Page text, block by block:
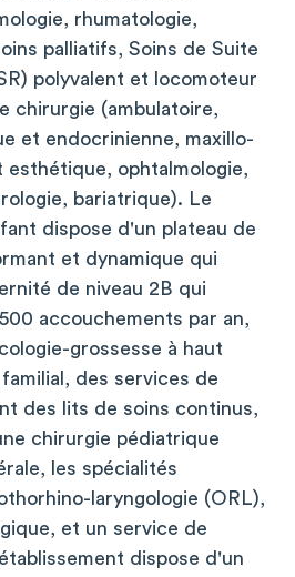
rhumatologie,
palliatifs, Soins de Suite
polyvalent et locomoteur
chirurgie (ambulatoire,
et endocrinienne, maxillo-
esthétique, ophtalmologie,
bariatrique). Le
dispose d'un plateau de
et dynamique qui
de niveau 2B qui
accouchements par an,
grossesse à haut
des services de
des lits de soins continus,
chirurgie pédiatrique
les spécialités
laryngologie (ORL),
et un service de
dispose d'un